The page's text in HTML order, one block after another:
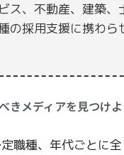
ス、不動産、建築、
の採用支援に携わら
きメディアを見つけよ
職種、年代ごとに